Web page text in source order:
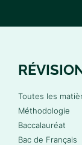
Toutes les
Méthodologie
Baccalauréat
Bac de Français